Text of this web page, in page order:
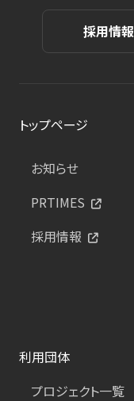
採用情報
トップページ
お知らせ
PRTIMES
採用情報
利用団体
プロジェクト一覧